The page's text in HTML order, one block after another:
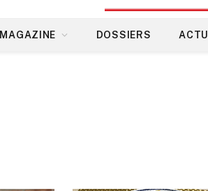
MAGAZINE DOSSIERS ACTU